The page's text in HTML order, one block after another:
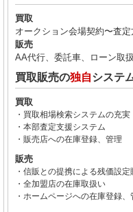
買取
オークション会場契約〜査定
販売
AA代行、委託車、ローン取
買取販売の独自システ
買取
・買取相場検索システムの充実
・本部査定支援システム
・販売店への在庫登録、管理
販売
・信販との提携による残価設定
・全加盟店の在庫取扱い
・ホームページへの在庫登録、